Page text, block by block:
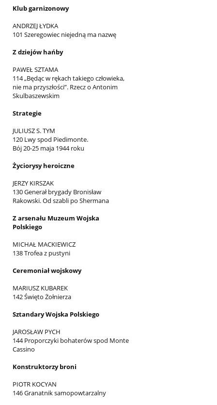
Klub garnizonowy
ANDRZEJ ŁYDKA
101 Szeregowiec niejedną ma nazwę
Z dziejów hańby
PAWEŁ SZTAMA
114 „Będąc w rękach takiego człowieka,
nie ma przyszłości”. Rzecz o Antonim
Skulbaszewskim
Strategie
JULIUSZ S. TYM
120 Lwy spod Piedimonte.
Bój 20-25 maja 1944 roku
Życiorysy heroiczne
JERZY KIRSZAK
130 Generał brygady Bronisław
Rakowski. Od szabli po Shermana
Z arsenału Muzeum Wojska
Polskiego
MICHAŁ MACKIEWICZ
138 Trofea z pustyni
Ceremoniał wojskowy
MARIUSZ KUBAREK
142 Święto Żołnierza
Sztandary Wojska Polskiego
JAROSŁAW PYCH
144 Proporczyki bohaterów spod Monte
Cassino
Konstruktorzy broni
PIOTR KOCYAN
146 Granatnik samopowtarzalny